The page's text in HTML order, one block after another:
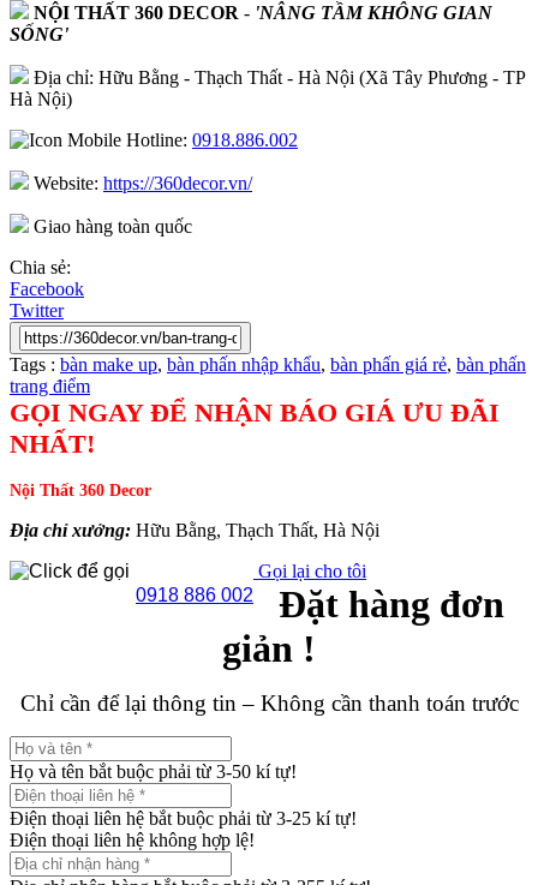
NỘI THẤT 360 DECOR - 'NÂNG TẦM KHÔNG GIAN
SỐNG'
Địa chỉ: Hữu Bằng - Thạch Thất - Hà Nội (Xã Tây Phương - TP
Hà Nội)
Hotline: 0918.886.002
Website: https://360decor.vn/
Giao hàng toàn quốc
Chia sẻ:
Facebook
Twitter
Tags : bàn make up, bàn phấn nhập khẩu, bàn phấn giá rẻ, bàn phấn
trang điểm
GỌI NGAY ĐỂ NHẬN BÁO GIÁ ƯU ĐÃI
NHẤT!
Nội Thất 360 Decor
Địa chỉ xưởng: Hữu Bằng, Thạch Thất, Hà Nội
0918 886 002
Gọi lại cho tôi
Đặt hàng đơn
giản !
Chỉ cần để lại thông tin – Không cần thanh toán trước
Họ và tên bắt buộc phải từ 3-50 kí tự!
Điện thoại liên hệ bắt buộc phải từ 3-25 kí tự!
Điện thoại liên hệ không hợp lệ!